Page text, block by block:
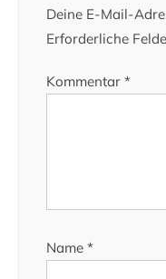
Deine E-Mail-
Erforderliche
Kommentar *
Name *